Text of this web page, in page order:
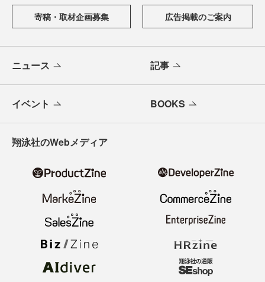
寄稿・取材企画募集 広告掲載のご案内
ニュース 記事
イベント BOOKS
翔泳社のWebメディア